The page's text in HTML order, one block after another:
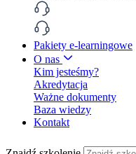
Pakiety e-learningowe
O nas
Kim jesteśmy?
Akredytacja
Ważne dokumenty
Baza wiedzy
Kontakt